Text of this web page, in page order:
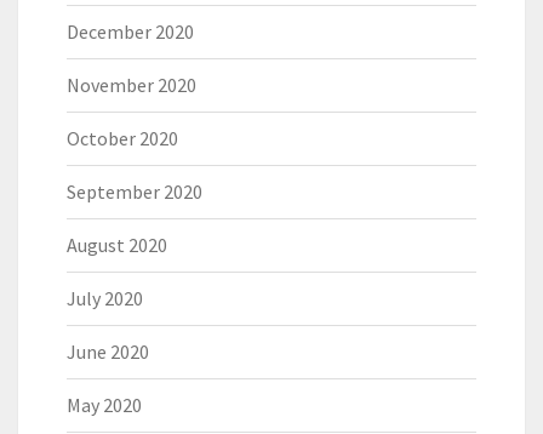
December 2020
November 2020
October 2020
September 2020
August 2020
July 2020
June 2020
May 2020